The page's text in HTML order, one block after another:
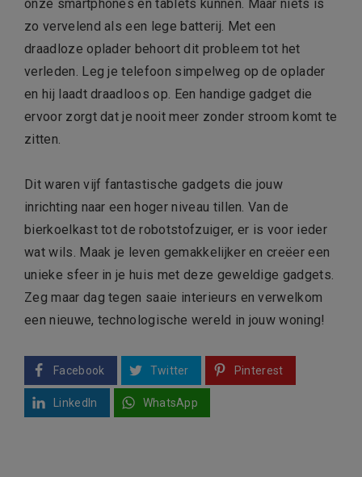
onze smartphones en tablets kunnen. Maar niets is
zo vervelend als een lege batterij. Met een
draadloze oplader behoort dit probleem tot het
verleden. Leg je telefoon simpelweg op de oplader
en hij laadt draadloos op. Een handige gadget die
ervoor zorgt dat je nooit meer zonder stroom komt te
zitten.
Dit waren vijf fantastische gadgets die jouw
inrichting naar een hoger niveau tillen. Van de
bierkoelkast tot de robotstofzuiger, er is voor ieder
wat wils. Maak je leven gemakkelijker en creëer een
unieke sfeer in je huis met deze geweldige gadgets.
Zeg maar dag tegen saaie interieurs en verwelkom
een nieuwe, technologische wereld in jouw woning!
Facebook Twitter Pinterest
LinkedIn WhatsApp